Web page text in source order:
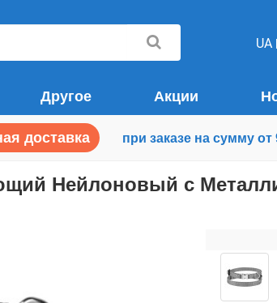
UA
Другое Акции
доставка при заказе на сумму от
Нейлоновый с